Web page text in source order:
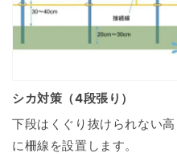
シカ対策（4段張り）
下段はくぐり抜けられない
に柵線を設置します。